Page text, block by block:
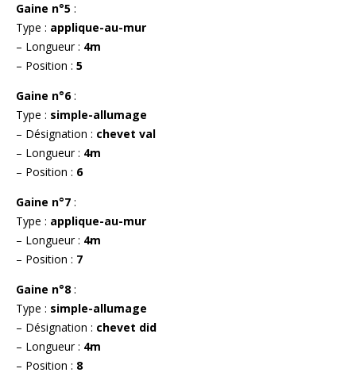
Gaine n°5 :
Type : applique-au-mur
– Longueur : 4m
– Position : 5
Gaine n°6:
Type : simple-allumage
– Désignation : chevet val
– Longueur : 4m
– Position : 6
Gaine n°7 :
Type : applique-au-mur
– Longueur : 4m
– Position : 7
Gaine n°8 :
Type : simple-allumage
– Désignation : chevet did
– Longueur : 4m
– Position : 8